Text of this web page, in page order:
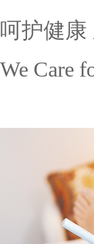
呵护健康
We Care